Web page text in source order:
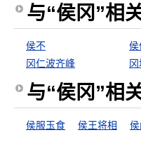
与“侯冈”相
侯不 侯
冈仁波齐峰
与“侯冈”相
侯服玉食 侯王将相